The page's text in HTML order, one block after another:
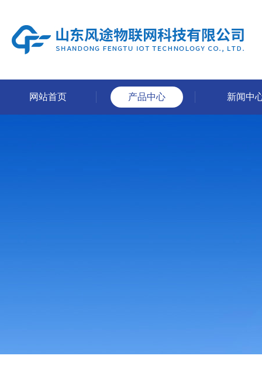
网站首页 产品中心 新闻中